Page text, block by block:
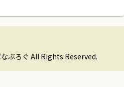
ぶろぐ All Rights Reserved.